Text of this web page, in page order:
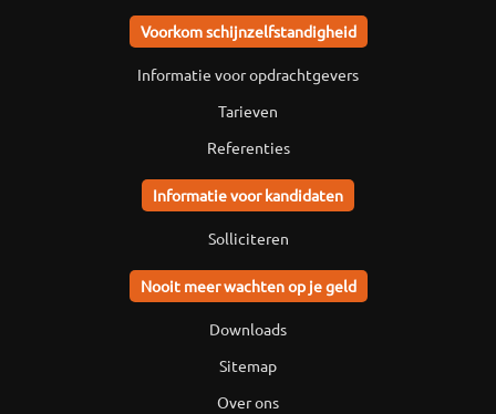
Voorkom schijnzelfstandigheid
Informatie voor opdrachtgevers
Tarieven
Referenties
Informatie voor kandidaten
Solliciteren
Nooit meer wachten op je geld
Downloads
Sitemap
Over ons